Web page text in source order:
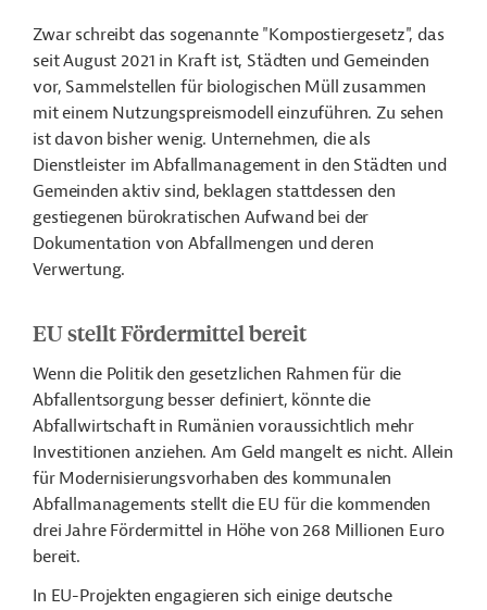
Zwar schreibt das sogenannte "Kompostiergesetz", das
seit August 2021 in Kraft ist, Städten und Gemeinden
vor, Sammelstellen für biologischen Müll zusammen
mit einem Nutzungspreismodell einzuführen. Zu sehen
ist davon bisher wenig. Unternehmen, die als
Dienstleister im Abfallmanagement in den Städten und
Gemeinden aktiv sind, beklagen stattdessen den
gestiegenen bürokratischen Aufwand bei der
Dokumentation von Abfallmengen und deren
Verwertung.
EU stellt Fördermittel bereit
Wenn die Politik den gesetzlichen Rahmen für die
Abfallentsorgung besser definiert, könnte die
Abfallwirtschaft in Rumänien voraussichtlich mehr
Investitionen anziehen. Am Geld mangelt es nicht. Allein
für Modernisierungsvorhaben des kommunalen
Abfallmanagements stellt die EU für die kommenden
drei Jahre Fördermittel in Höhe von 268 Millionen Euro
bereit.
In EU-Projekten engagieren sich einige deutsche